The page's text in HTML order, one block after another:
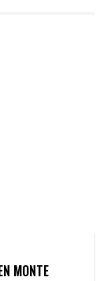
MONTE